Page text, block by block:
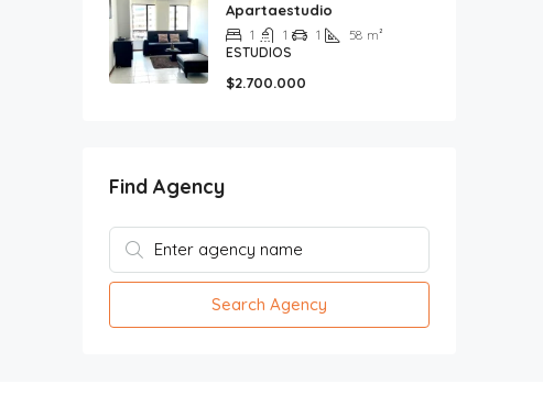
Apartaestudio
1 1 1 58 m²
ESTUDIOS
$2.700.000
Find Agency
Search Agency